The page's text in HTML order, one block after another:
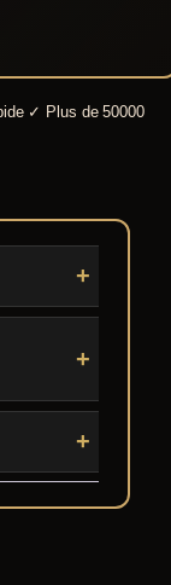
✓ Plus de 50000